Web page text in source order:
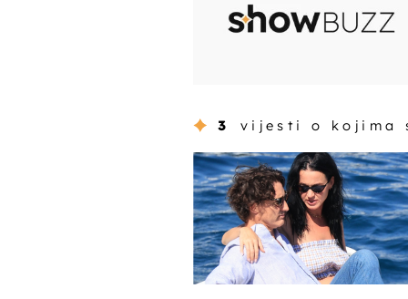
3 vijesti o kojima